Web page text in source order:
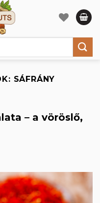
SÁFRÁNY
– a vöröslő,